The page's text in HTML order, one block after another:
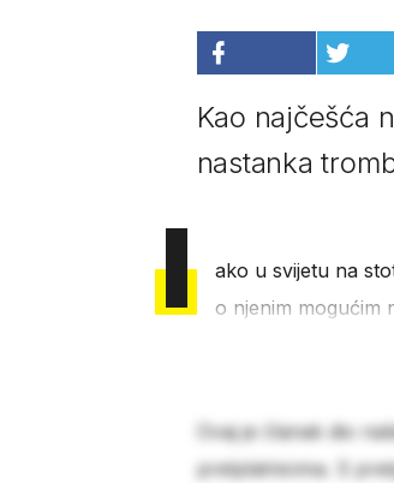
Kao najčešća
nastanka
I
ako u svijetu na
o njenim mogućim
Ovaj je članak dio
pretplatnicima. S